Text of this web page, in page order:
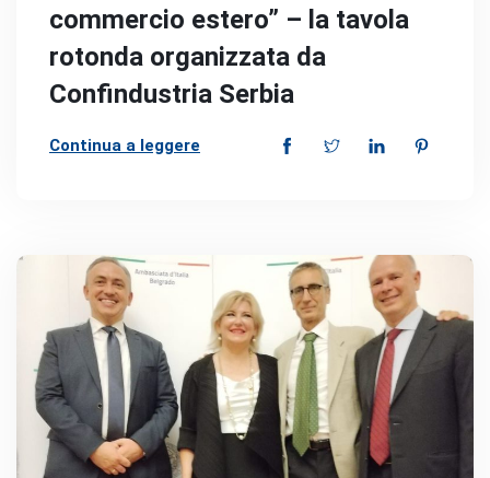
commercio estero” – la tavola
rotonda organizzata da
Confindustria Serbia
Continua a leggere